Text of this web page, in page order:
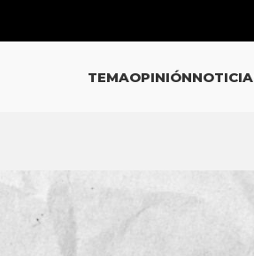
TEMAOPINIÓN